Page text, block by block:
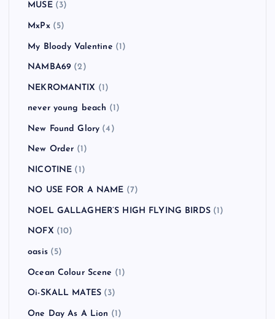
MUSE(3)
MxPx(5)
My Bloody Valentine (1)
NAMBA69 (2)
NEKROMANTIX (1)
never young beach (1)
New Found Glory (4)
New Order (1)
NICOTINE (1)
NO USE FOR A NAME (7)
NOEL GALLAGHER’S HIGH FLYING BIRDS(1)
NOFX (10)
oasis(5)
Ocean Colour Scene (1)
Oi-SKALL MATES (3)
One Day As A Lion (1)